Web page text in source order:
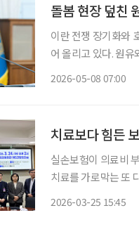
돌봄 현장 덮친
이란 전쟁 장기화와
어 올리고 있다. 원
2026-05-08 07:00
치료보다 힘든
실손보험이 의료비
치료를 가로막는 또
2026-03-25 15:45